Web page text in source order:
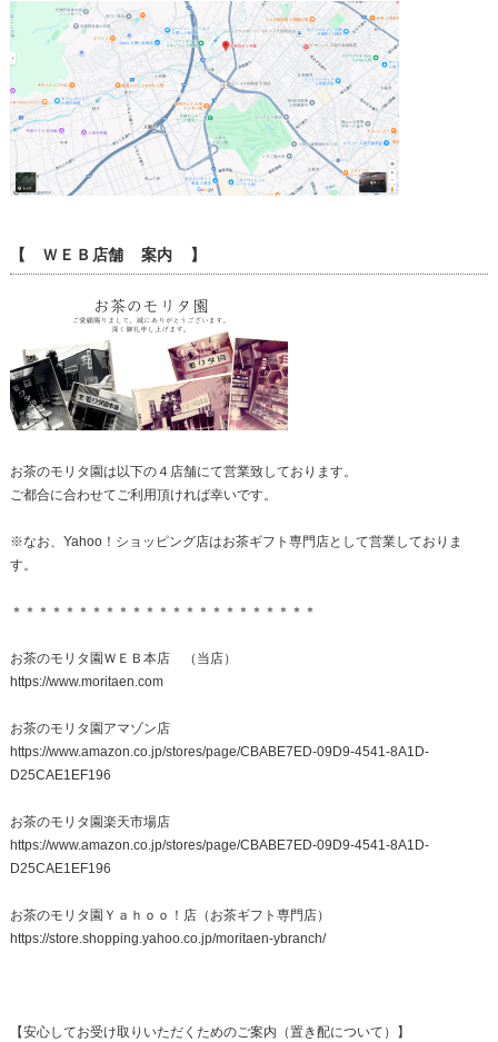
【 ＷＥＢ店舗 案内 】
お茶のモリタ園は以下の４店舗にて営業致しております。
ご都合に合わせてご利用頂ければ幸いです。
※なお、Yahoo！ショッピング店はお茶ギフト専門店として営業しておりま
す。
＊＊＊＊＊＊＊＊＊＊＊＊＊＊＊＊＊＊＊＊＊＊＊
お茶のモリタ園ＷＥＢ本店 （当店）
https://www.moritaen.com
お茶のモリタ園アマゾン店
https://www.amazon.co.jp/stores/page/CBABE7ED-09D9-4541-8A1D-
D25CAE1EF196
お茶のモリタ園楽天市場店
https://www.amazon.co.jp/stores/page/CBABE7ED-09D9-4541-8A1D-
D25CAE1EF196
お茶のモリタ園Ｙａｈｏｏ！店（お茶ギフト専門店）
https://store.shopping.yahoo.co.jp/moritaen-ybranch/
【安心してお受け取りいただくためのご案内（置き配について）】